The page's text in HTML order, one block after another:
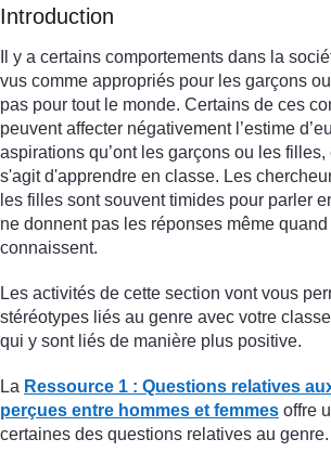
Introduction
Il y a certains comportements dans la
vus comme appropriés pour les garçons
pas pour tout le monde. Certains de ces
peuvent affecter négativement l’estime
aspirations qu’ont les garçons ou les filles,
s'agit d'apprendre en classe. Les
les filles sont souvent timides pour parler
ne donnent pas les réponses même
connaissent.
Les activités de cette section vont vous
stéréotypes liés au genre avec votre
qui y sont liés de manière plus positive.
La Ressource 1 : Questions relatives
perçues entre hommes et femmes offre
certaines des questions relatives au genre.